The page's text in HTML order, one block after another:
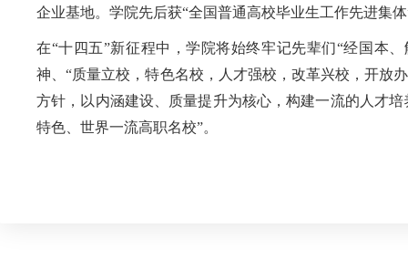
企业基地。学院先后获“全国普通高校毕业生工作先进集
在“十四五”新征程中，学院将始终牢记先辈们“经国本
神、“质量立校，特色名校，人才强校，改革兴校，开放
方针，以内涵建设、质量提升为核心，构建一流的人才
特色、世界一流高职名校”。